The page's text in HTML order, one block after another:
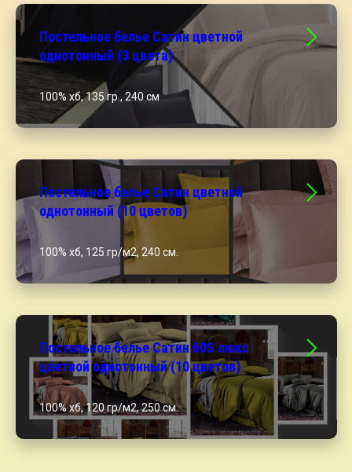
Постельное белье Сатин цветной
однотонный (3 цвета)
100% хб, 135 гр., 240 см
Постельное белье Сатин цветной
однотонный (10 цветов)
100% хб, 125 гр/м2, 240 см.
Постельное белье Сатин 60S люкс
цветной однотонный (10 цветов)
100% хб, 120 гр/м2, 250 см.